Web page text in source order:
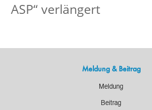
ASP“ verlängert
Meldung & Beitrag
Meldung
Beitrag